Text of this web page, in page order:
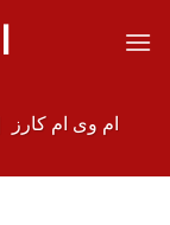
ام وی ام کارز